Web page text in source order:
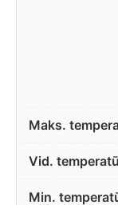
Maks.
Vid.
Min.